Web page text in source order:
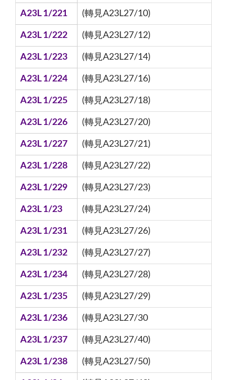
A23L 1/221 (轉見A23L27/10)
A23L 1/222 (轉見A23L27/12)
A23L 1/223 (轉見A23L27/14)
A23L 1/224 (轉見A23L27/16)
A23L 1/225 (轉見A23L27/18)
A23L 1/226 (轉見A23L27/20)
A23L 1/227 (轉見A23L27/21)
A23L 1/228 (轉見A23L27/22)
A23L 1/229 (轉見A23L27/23)
A23L 1/23 (轉見A23L27/24)
A23L 1/231 (轉見A23L27/26)
A23L 1/232 (轉見A23L27/27)
A23L 1/234 (轉見A23L27/28)
A23L 1/235 (轉見A23L27/29)
A23L 1/236 (轉見A23L27/30
A23L 1/237 (轉見A23L27/40)
A23L 1/238 (轉見A23L27/50)